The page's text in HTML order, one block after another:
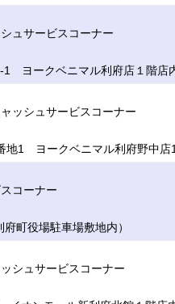
ュサービスコーナー
1 ヨークベニマル利府店１階店
ッシュサービスコーナー
地1 ヨークベニマル利府野中店
コーナー
町役場駐車場敷地内）
シュサービスコーナー